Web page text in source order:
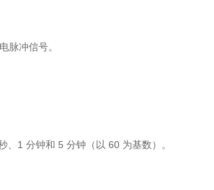
脉冲信号。
1 分钟和 5 分钟（以 60 为基数）。